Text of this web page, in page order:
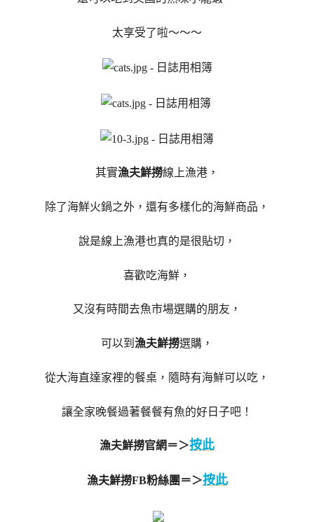
太享受了啦～～～
其實漁夫鮮撈線上漁港，
除了海鮮火鍋之外，還有多樣化的海鮮商品，
說是線上漁港也真的是很貼切，
喜歡吃海鮮，
又沒有時間去魚市場選購的朋友，
可以到 漁夫鮮撈選購，
從大海直達家裡的餐桌，隨時有海鮮可以吃，
讓全家晚餐過著餐餐有魚的好日子吧！
漁夫鮮撈官網＝＞按此
漁夫鮮撈FB粉絲團＝＞按此